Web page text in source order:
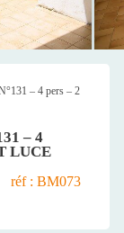
– 4 pers – 2
– 4
LUCE
réf : BM073